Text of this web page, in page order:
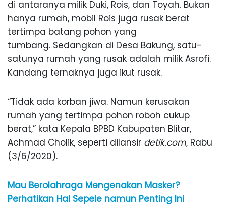
di antaranya milik Duki, Rois, dan Toyah. Bukan
hanya rumah, mobil Rois juga rusak berat
tertimpa batang pohon yang
tumbang. Sedangkan di Desa Bakung, satu-
satunya rumah yang rusak adalah milik Asrofi.
Kandang ternaknya juga ikut rusak.
“Tidak ada korban jiwa. Namun kerusakan
rumah yang tertimpa pohon roboh cukup
berat,” kata Kepala BPBD Kabupaten Blitar,
Achmad Cholik, seperti dilansir detik.com, Rabu
(3/6/2020).
Mau Berolahraga Mengenakan Masker?
Perhatikan Hal Sepele namun Penting Ini